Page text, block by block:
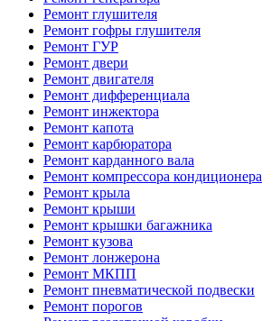
Ремонт глушителя
Ремонт гофры глушителя
Ремонт ГУР
Ремонт двери
Ремонт двигателя
Ремонт дифференциала
Ремонт инжектора
Ремонт капота
Ремонт карбюратора
Ремонт карданного вала
Ремонт компрессора кондиционера
Ремонт крыла
Ремонт крыши
Ремонт крышки багажника
Ремонт кузова
Ремонт лонжерона
Ремонт МКПП
Ремонт пневматической подвески
Ремонт порогов